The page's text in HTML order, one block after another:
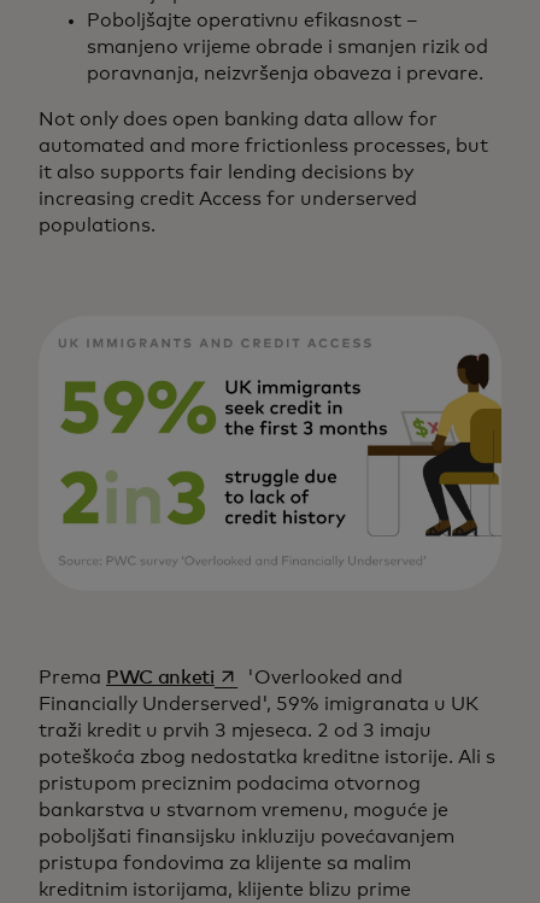
Poboljšajte operativnu efikasnost –
smanjeno vrijeme obrade i smanjen rizik od
poravnanja, neizvršenja obaveza i prevare.
Not only does open banking data allow for
automated and more frictionless processes, but
it also supports fair lending decisions by
increasing credit Access for underserved
populations.
Prema PWC anketiopens in a new tab
'Overlooked and
Financially Underserved', 59% imigranata u UK
traži kredit u prvih 3 mjeseca. 2 od 3 imaju
poteškoća zbog nedostatka kreditne istorije. Ali s
pristupom preciznim podacima otvornog
bankarstva u stvarnom vremenu, moguće je
poboljšati finansijsku inkluziju povećavanjem
pristupa fondovima za klijente sa malim
kreditnim istorijama, klijente blizu prime